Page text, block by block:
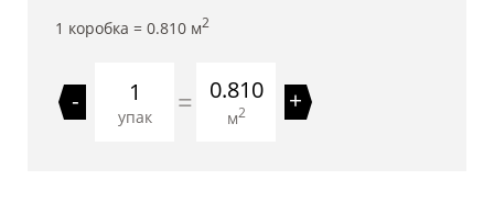
1 коробка = 0.810 м2
-
упак = 0.810
м2 +